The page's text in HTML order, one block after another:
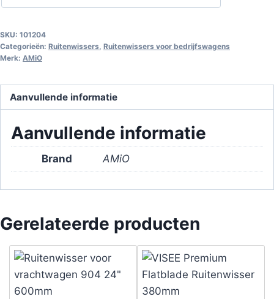
SKU: 101204
Categorieën: Ruitenwissers, Ruitenwissers voor bedrijfswagens
Merk: AMiO
Aanvullende informatie
Aanvullende informatie
Brand AMiO
Gerelateerde producten